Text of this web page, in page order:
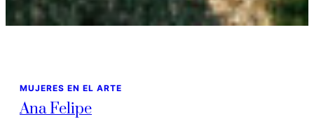
MUJERES EN EL ARTE
Ana Felipe